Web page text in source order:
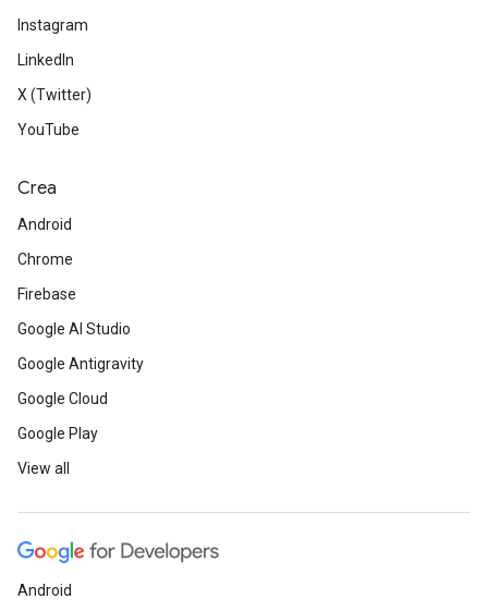
Instagram
LinkedIn
X (Twitter)
YouTube
Crea
Android
Chrome
Firebase
Google AI Studio
Google Antigravity
Google Cloud
Google Play
View all
Android